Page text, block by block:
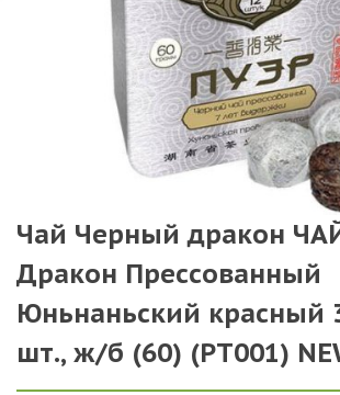
Чай Черный дракон
Дракон Прессованный
Юньнаньский красный
шт., ж/б (60) (РТ001)